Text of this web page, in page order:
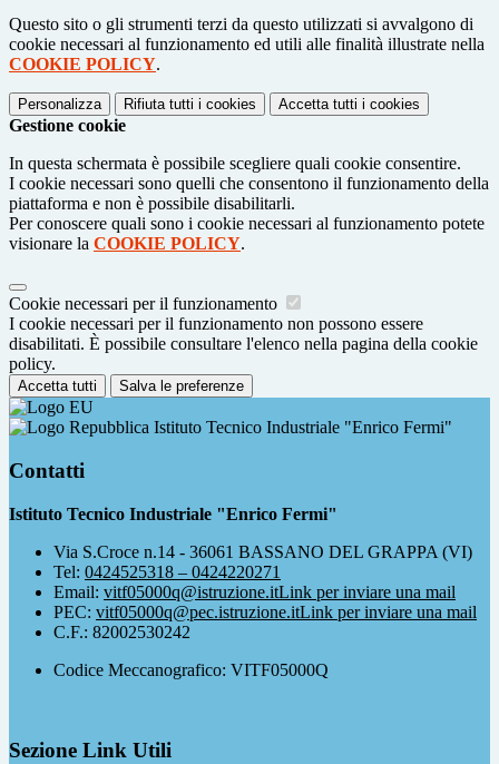
Questo sito o gli strumenti terzi da questo utilizzati si avvalgono di
cookie necessari al funzionamento ed utili alle finalità illustrate nella
COOKIE POLICY.
Personalizza Rifiuta tutti i cookies Accetta tutti i cookies
Gestione cookie
In questa schermata è possibile scegliere quali cookie consentire.
I cookie necessari sono quelli che consentono il funzionamento della
piattaforma e non è possibile disabilitarli.
Per conoscere quali sono i cookie necessari al funzionamento potete
visionare la COOKIE POLICY.
Cookie necessari per il funzionamento
I cookie necessari per il funzionamento non possono essere
disabilitati. È possibile consultare l'elenco nella pagina della cookie
policy.
Accetta tutti Salva le preferenze
Istituto Tecnico Industriale "Enrico Fermi"
Contatti
Istituto Tecnico Industriale "Enrico Fermi"
Via S.Croce n.14 - 36061 BASSANO DEL GRAPPA (VI)
Tel: 0424525318 – 0424220271
Email: vitf05000q@istruzione.itLink per inviare una mail
PEC: vitf05000q@pec.istruzione.itLink per inviare una mail
C.F.: 82002530242
Codice Meccanografico: VITF05000Q
Sezione Link Utili